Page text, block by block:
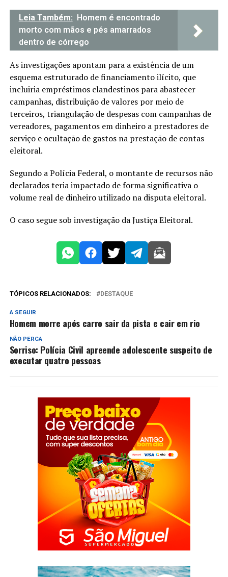
Leia Também:
Homem é encontrado
morto com mãos e pés amarrados
dentro de córrego
As investigações apontam para a existência de um
esquema estruturado de financiamento ilícito, que
incluiria empréstimos clandestinos para abastecer
campanhas, distribuição de valores por meio de
terceiros, triangulação de despesas com campanhas de
vereadores, pagamentos em dinheiro a prestadores de
serviço e ocultação de gastos na prestação de contas
eleitoral.
Segundo a Polícia Federal, o montante de recursos não
declarados teria impactado de forma significativa o
volume real de dinheiro utilizado na disputa eleitoral.
O caso segue sob investigação da Justiça Eleitoral.
TÓPICOS RELACIONADOS: DESTAQUE
A SEGUIR
Homem morre após carro sair da pista e cair em rio
NÃO PERCA
Sorriso: Polícia Civil apreende adolescente suspeito de
executar quatro pessoas